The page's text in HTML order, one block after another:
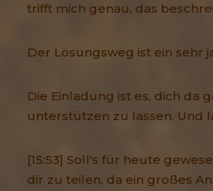
trifft mich genau, das
Der Lösungsweg ist ein sehr
Die Einladung ist es, dich da
unterstützen zu lassen. Und
[15:53] Soll's für heute
dir zu teilen, da ein großes